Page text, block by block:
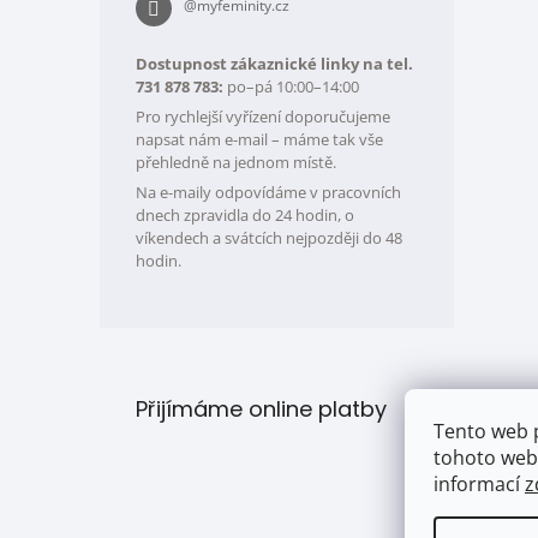
Tento web
tohoto
informací
@myfeminity.cz
Dostupnost zákaznické linky na tel.
731 878 783: po–pá 10:00–14:00
Pro rychlejší vyřízení doporučujeme
napsat nám e-mail – máme tak vše
přehledně na jednom místě.
Na e-maily odpovídáme v pracovních
dnech zpravidla do 24 hodin, o
víkendech a svátcích nejpozději do 48
hodin.
Přijímáme online platby